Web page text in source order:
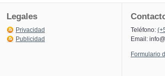
Legales
Privacidad
Publicidad
Teléfono:
Email:
Formulario